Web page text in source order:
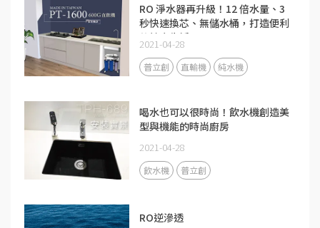
RO 淨水器再升級！12 倍水量、3
秒快速換芯、無儲水桶，打造便利
的健康生活
2021-04-28
普立創 直輸機 純水機
喝水也可以很時尚！飲水機創造美
型與機能的時尚廚房
2021-04-28
飲水機 普立創
RO逆滲透